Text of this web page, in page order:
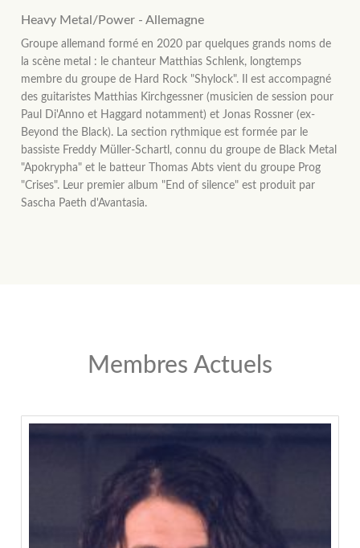
Heavy Metal/Power - Allemagne
Groupe allemand formé en 2020 par quelques grands noms de
la scène metal : le chanteur Matthias Schlenk, longtemps
membre du groupe de Hard Rock "Shylock". Il est accompagné
des guitaristes Matthias Kirchgessner (musicien de session pour
Paul Di'Anno et Haggard notamment) et Jonas Rossner (ex-
Beyond the Black). La section rythmique est formée par le
bassiste Freddy Müller-Schartl, connu du groupe de Black Metal
"Apokrypha" et le batteur Thomas Abts vient du groupe Prog
"Crises". Leur premier album "End of silence" est produit par
Sascha Paeth d'Avantasia.
Membres Actuels